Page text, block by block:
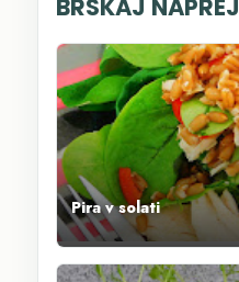
BRSKAJ NAPREJ
Pira v solati